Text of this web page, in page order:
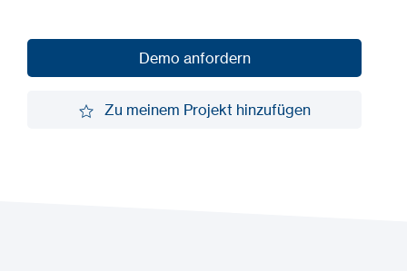
Demo anfordern
Zu meinem Projekt hinzufügen